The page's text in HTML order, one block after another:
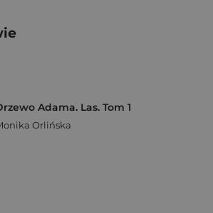
Adama. Las. Tom 1
Orlińska